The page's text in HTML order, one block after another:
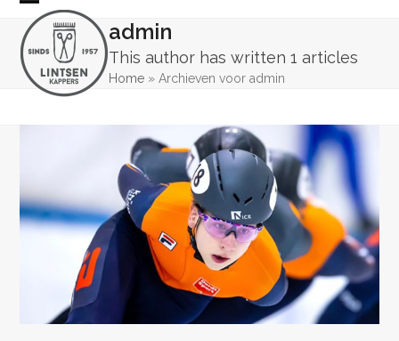
Skip
content
Open
mobile
menu
Close
mobile
menu
admin
This author has written 1 articles
Home »Archieven voor admin